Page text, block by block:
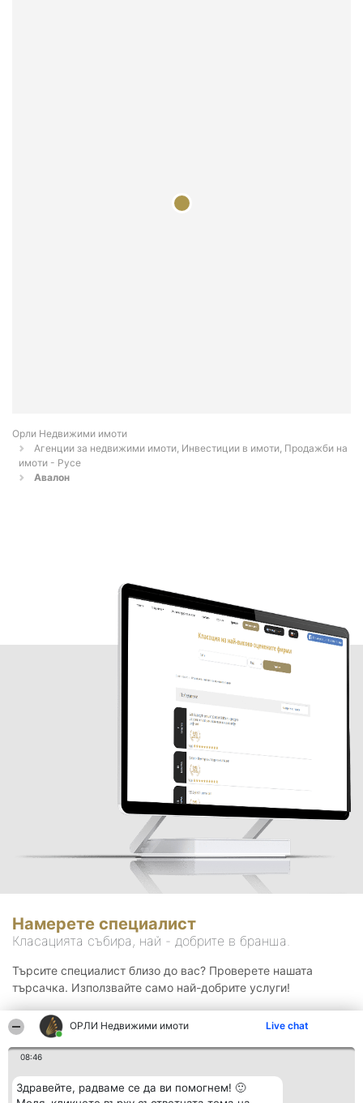
ОРЛИ Недвижими имоти Live chat
08:46
Здравейте, радваме се да ви помогнем! 🙂
Орли Недвижими имоти
Агенции за недвижими имоти, Инвестиции в имоти, Продажби на
имоти - Русе
Авалон
Намерете специалист
Класацията събира, най - добрите в бранша.
Търсите специалист близо до вас? Проверете нашата
търсачка. Използвайте само най-добрите услуги!